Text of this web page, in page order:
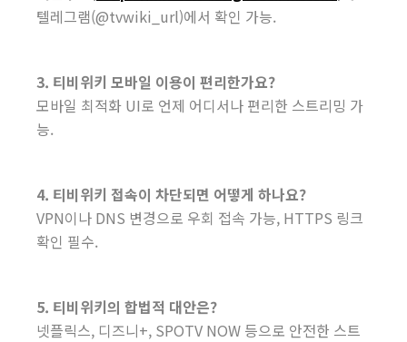
텔레그램(@tvwiki_url)에서 확인 가능.
3. 티비위키 모바일 이용이 편리한가요?
모바일 최적화 UI로 언제 어디서나 편리한 스트리밍 가
능.
4. 티비위키 접속이 차단되면 어떻게 하나요?
VPN이나 DNS 변경으로 우회 접속 가능, HTTPS 링크
확인 필수.
5. 티비위키의 합법적 대안은?
넷플릭스, 디즈니+, SPOTV NOW 등으로 안전한 스트